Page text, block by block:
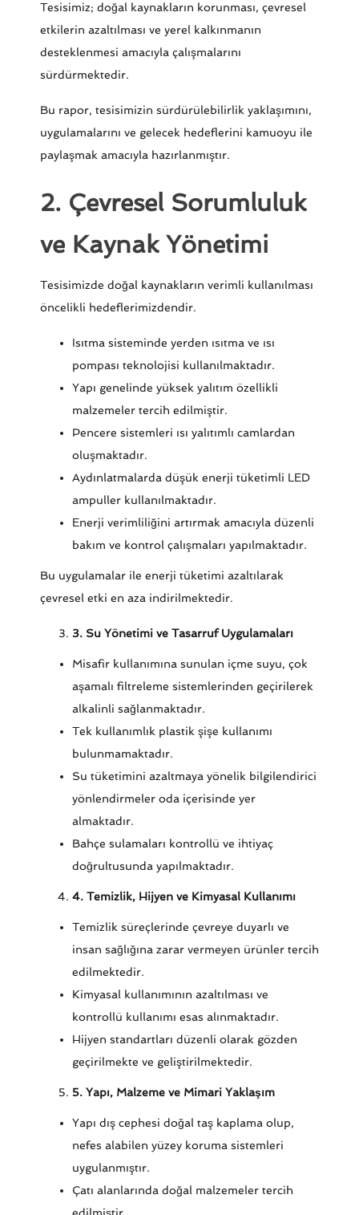
Tesisimiz; doğal kaynakların korunması, çevresel
etkilerin azaltılması ve yerel kalkınmanın
desteklenmesi amacıyla çalışmalarını
sürdürmektedir.
Bu rapor, tesisimizin sürdürülebilirlik yaklaşımını,
uygulamalarını ve gelecek hedeflerini kamuoyu ile
paylaşmak amacıyla hazırlanmıştır.
2. Çevresel Sorumluluk
ve Kaynak Yönetimi
Tesisimizde doğal kaynakların verimli kullanılması
öncelikli hedeflerimizdendir.
Isıtma sisteminde yerden ısıtma ve ısı
pompası teknolojisi kullanılmaktadır.
Yapı genelinde yüksek yalıtım özellikli
malzemeler tercih edilmiştir.
Pencere sistemleri ısı yalıtımlı camlardan
oluşmaktadır.
Aydınlatmalarda düşük enerji tüketimli LED
ampuller kullanılmaktadır.
Enerji verimliliğini artırmak amacıyla düzenli
bakım ve kontrol çalışmaları yapılmaktadır.
Bu uygulamalar ile enerji tüketimi azaltılarak
çevresel etki en aza indirilmektedir.
3. Su Yönetimi ve Tasarruf Uygulamaları
Misafir kullanımına sunulan içme suyu, çok
aşamalı filtreleme sistemlerinden geçirilerek
alkalinli sağlanmaktadır.
Tek kullanımlık plastik şişe kullanımı
bulunmamaktadır.
Su tüketimini azaltmaya yönelik bilgilendirici
yönlendirmeler oda içerisinde yer
almaktadır.
Bahçe sulamaları kontrollü ve ihtiyaç
doğrultusunda yapılmaktadır.
4. Temizlik, Hijyen ve Kimyasal Kullanımı
Temizlik süreçlerinde çevreye duyarlı ve
insan sağlığına zarar vermeyen ürünler tercih
edilmektedir.
Kimyasal kullanımının azaltılması ve
kontrollü kullanımı esas alınmaktadır.
Hijyen standartları düzenli olarak gözden
geçirilmekte ve geliştirilmektedir.
5. Yapı, Malzeme ve Mimari Yaklaşım
Yapı dış cephesi doğal taş kaplama olup,
nefes alabilen yüzey koruma sistemleri
uygulanmıştır.
Çatı alanlarında doğal malzemeler tercih